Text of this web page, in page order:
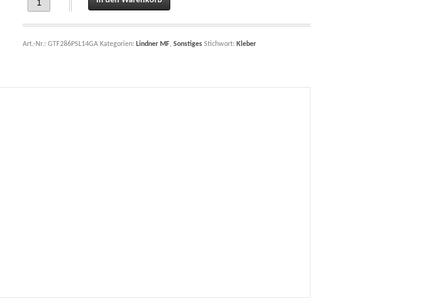
Art.-Nr.: GTF286PSL14GA Kategorien: Lindner MF, Sonstiges Stichwort: Kleber